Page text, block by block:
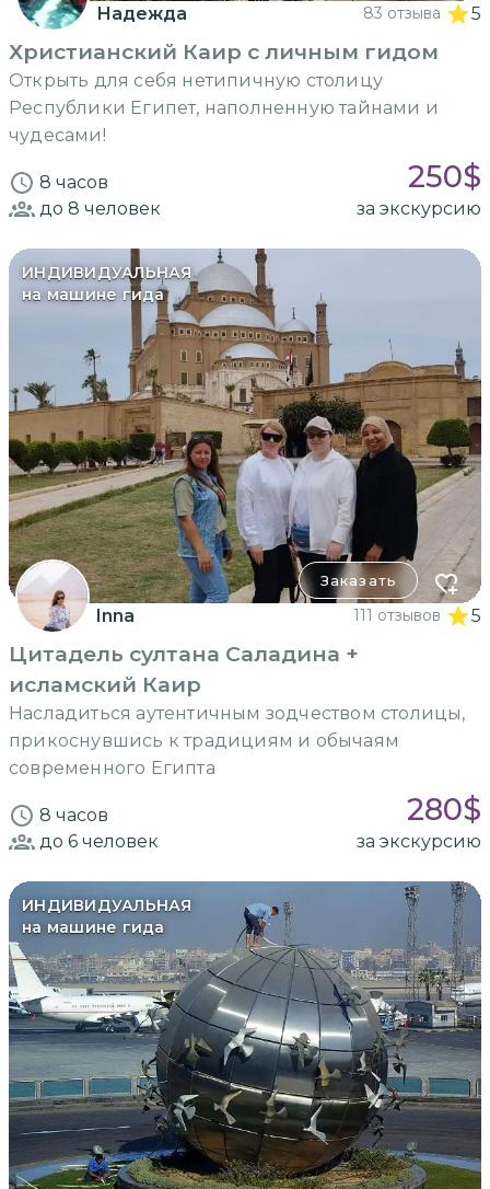
Надежда 83 отзыва 5
Христианский Каир с личным гидом
Открыть для себя нетипичную столицу
Республики Египет, наполненную тайнами и
чудесами!
8 часов 250$
до 8 человек за экскурсию
ИНДИВИДУАЛЬНАЯ
на машине гида
Заказать
Inna 111 отзывов 5
Цитадель султана Саладина +
исламский Каир
Насладиться аутентичным зодчеством столицы,
прикоснувшись к традициям и обычаям
современного Египта
8 часов 280$
до 6 человек за экскурсию
ИНДИВИДУАЛЬНАЯ
на машине гида